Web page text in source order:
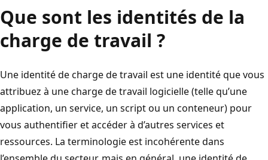
Que sont les identités de la
charge de travail ?
Une identité de charge de travail est une identité que vous
attribuez à une charge de travail logicielle (telle qu’une
application, un service, un script ou un conteneur) pour
vous authentifier et accéder à d’autres services et
ressources. La terminologie est incohérente dans